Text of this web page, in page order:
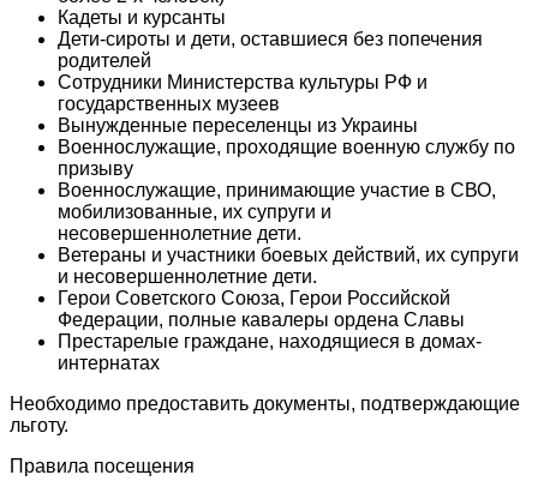
Кадеты и курсанты
Дети-сироты и дети, оставшиеся без попечения
родителей
Сотрудники Министерства культуры РФ и
государственных музеев
Вынужденные переселенцы из Украины
Военнослужащие, проходящие военную службу по
призыву
Военнослужащие, принимающие участие в СВО,
мобилизованные, их супруги и
несовершеннолетние дети.
Ветераны и участники боевых действий, их супруги
и несовершеннолетние дети.
Герои Советского Союза, Герои Российской
Федерации, полные кавалеры ордена Славы
Престарелые граждане, находящиеся в домах-
интернатах
Необходимо предоставить документы, подтверждающие
льготу.
Правила посещения